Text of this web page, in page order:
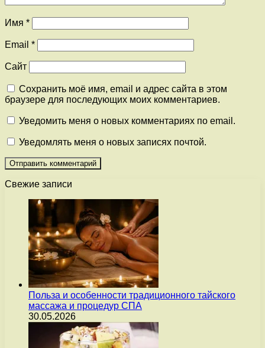
Имя *
Email *
Сайт
Сохранить моё имя, email и адрес сайта в этом
браузере для последующих моих комментариев.
Уведомить меня о новых комментариях по email.
Уведомлять меня о новых записях почтой.
Свежие записи
Польза и особенности традиционного тайского
массажа и процедур СПА
30.05.2026